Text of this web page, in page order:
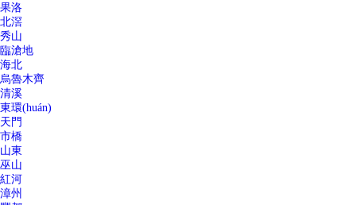
果洛
北滘
秀山
臨滄地
海北
烏魯木齊
清溪
東環(huán)
天門
市橋
山東
巫山
紅河
漳州